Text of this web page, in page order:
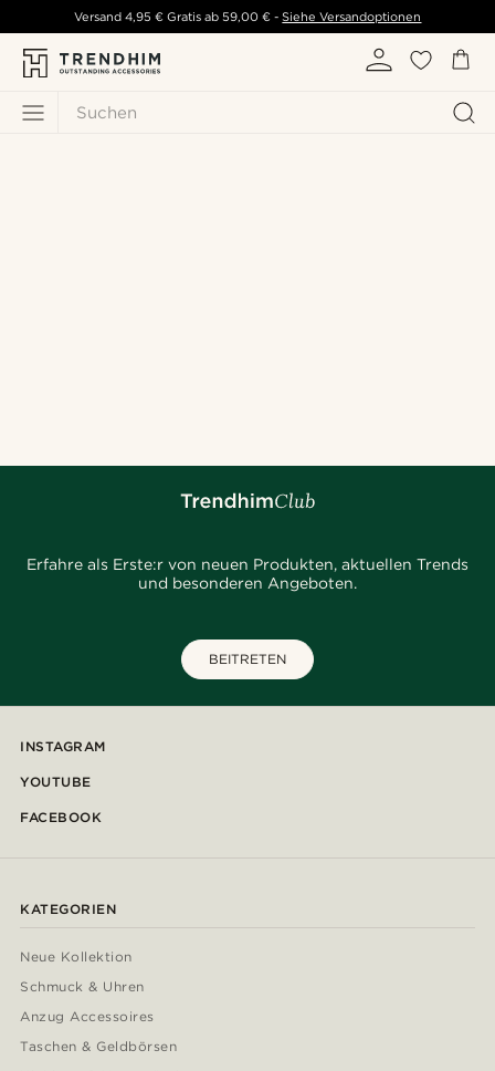
Suchen
Versand 4,95 € Gratis ab 59,00 € - Siehe Versandoptionen
Erfahre als Erste:r von neuen Produkten, aktuellen Trends
und besonderen Angeboten.
BEITRETEN
INSTAGRAM
YOUTUBE
FACEBOOK
KATEGORIEN
Neue Kollektion
Schmuck & Uhren
Anzug Accessoires
Taschen & Geldbörsen